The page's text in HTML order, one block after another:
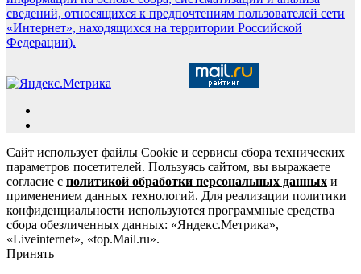
сведений, относящихся к предпочтениям пользователей сети
«Интернет», находящихся на территории Российской
Федерации).
Сайт использует файлы Cookie и сервисы сбора технических
параметров посетителей. Пользуясь сайтом, вы выражаете
согласие с политикой обработки персональных данных и
применением данных технологий. Для реализации политики
конфиденциальности используются программные средства
сбора обезличенных данных: «Яндекс.Метрика»,
«Liveinternet», «top.Mail.ru».
Принять